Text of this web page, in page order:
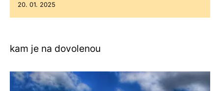
20. 01. 2025
kam je na dovolenou